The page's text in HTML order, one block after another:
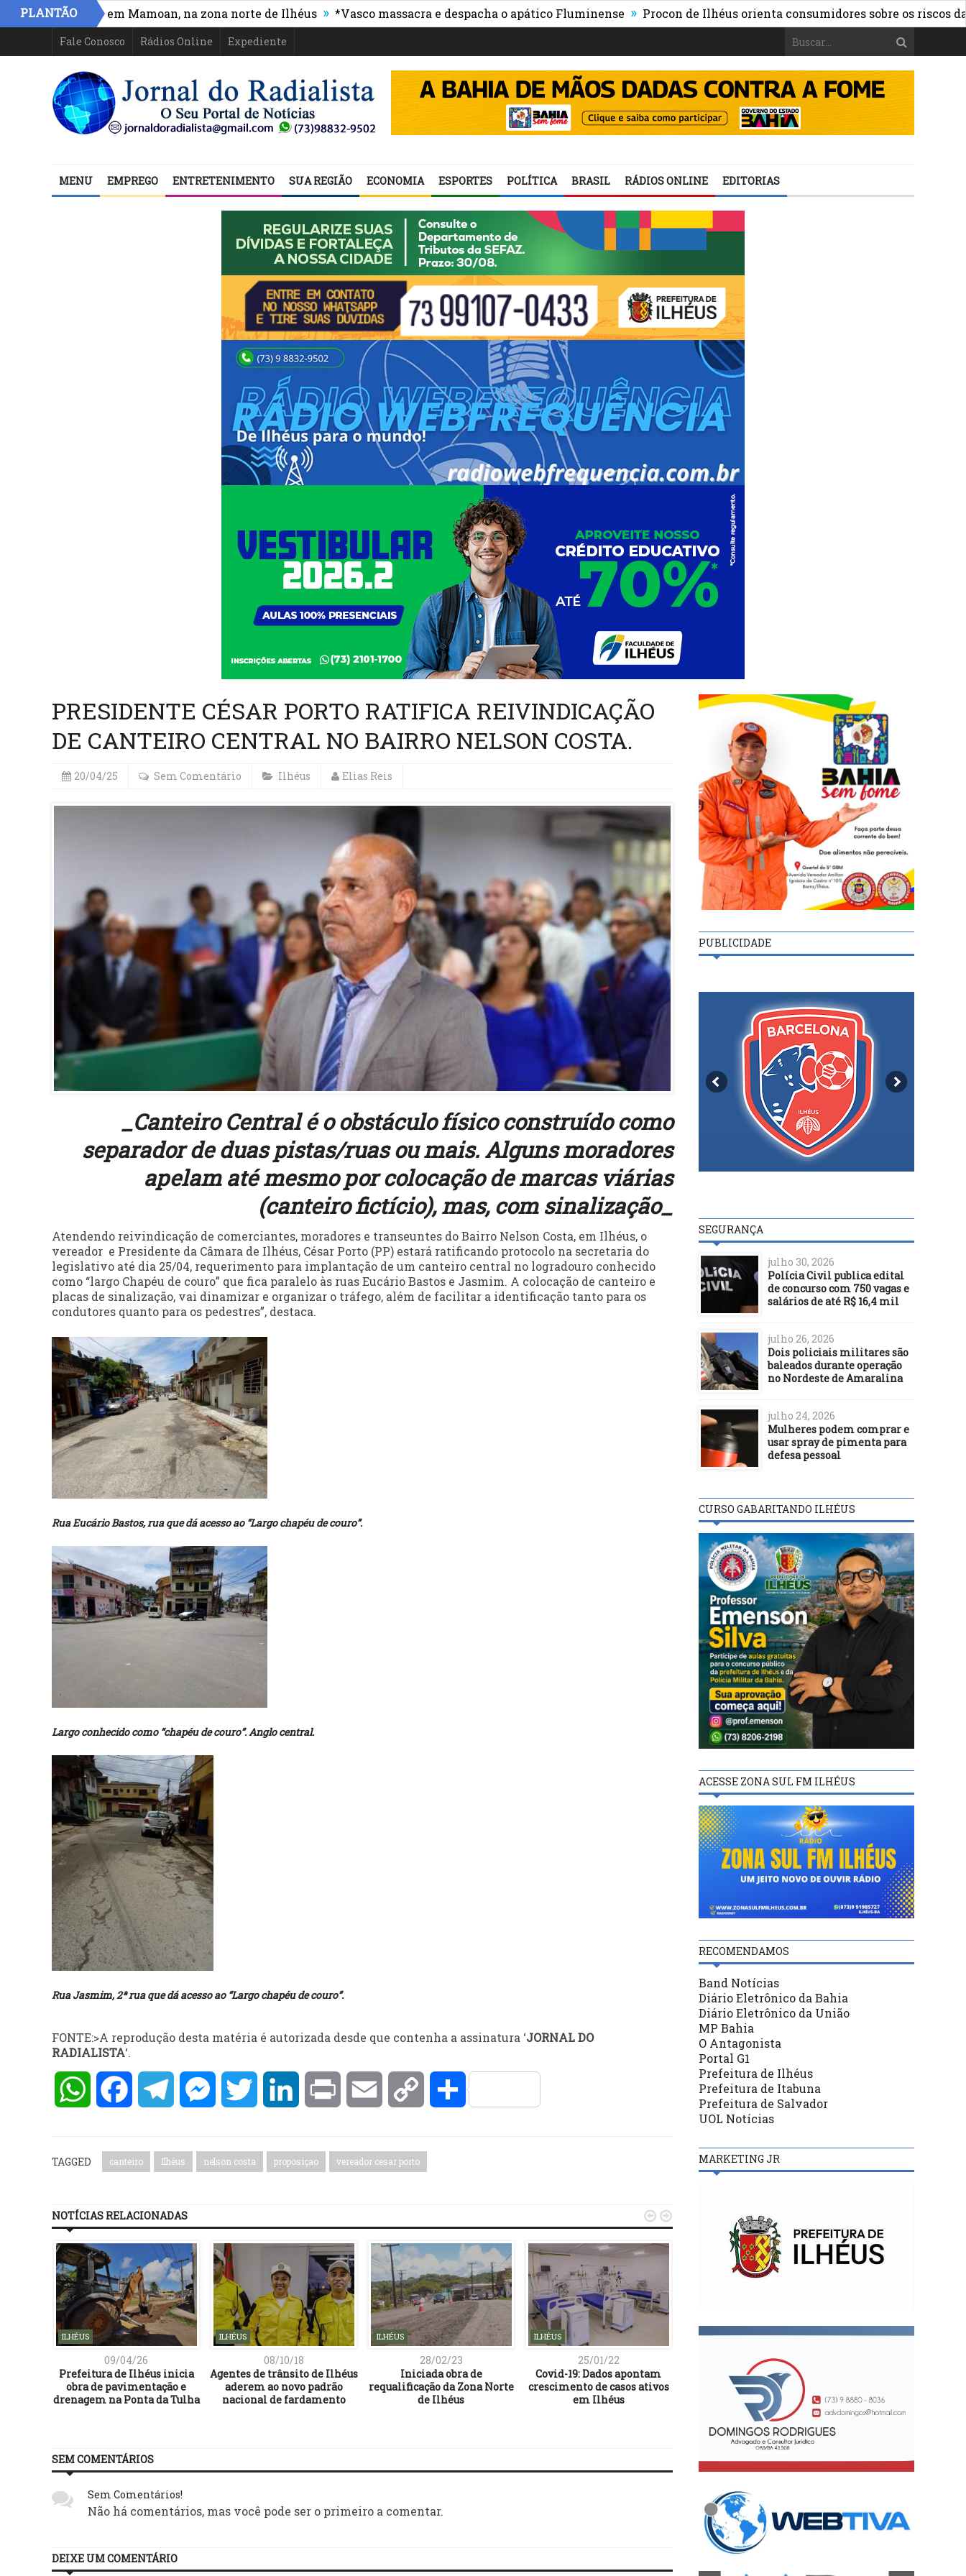
PLANTÃOem Mamoan, na zona norte de Ilhéus » *Vasco massacra e despacha o apático Fluminense » Procon de Ilhéus orienta consumidores sobre os riscos das
Fale Conosco Rádios Online Expediente
MENU EMPREGO ENTRETENIMENTO SUA REGIÃO ECONOMIA ESPORTES POLÍTICA BRASIL RÁDIOS ONLINE EDITORIAS
PRESIDENTE CÉSAR PORTO RATIFICA REIVINDICAÇÃO
DE CANTEIRO CENTRAL NO BAIRRO NELSON COSTA.
20/04/25 Sem Comentário Ilhéus Elias Reis
_Canteiro Central é o obstáculo físico construído como
separador de duas pistas/ruas ou mais. Alguns moradores
apelam até mesmo por colocação de marcas viárias
(canteiro fictício), mas, com sinalização_
Atendendo reivindicação de comerciantes, moradores e transeuntes do Bairro Nelson Costa, em Ilhéus, o
vereador e Presidente da Câmara de Ilhéus, César Porto (PP) estará ratificando protocolo na secretaria do
legislativo até dia 25/04, requerimento para implantação de um canteiro central no logradouro conhecido
como “largo Chapéu de couro” que fica paralelo às ruas Eucário Bastos e Jasmim. A colocação de canteiro e
placas de sinalização, vai dinamizar e organizar o tráfego, além de facilitar a identificação tanto para os
condutores quanto para os pedestres”, destaca.
Rua Eucário Bastos, rua que dá acesso ao “Largo chapéu de couro”.
Largo conhecido como “chapéu de couro”. Anglo central.
Rua Jasmim, 2ª rua que dá acesso ao “Largo chapéu de couro”.
FONTE:>A reprodução desta matéria é autorizada desde que contenha a assinatura ‘JORNAL DO
RADIALISTA‘.
WhatsAppFacebookTelegramMessengerTwitter LinkedInPrint Email Copy Compartilhar
TAGGED canteiro Ilhéus nelson costa proposiçao vereador cesar porto
NOTÍCIAS RELACIONADAS
ILHÉUS
09/04/26
Prefeitura de Ilhéus inicia
obra de pavimentação e
drenagem na Ponta da Tulha
ILHÉUS
08/10/18
Agentes de trânsito de Ilhéus
aderem ao novo padrão
nacional de fardamento
ILHÉUS
28/02/23
Iniciada obra de
requalificação da Zona Norte
de Ilhéus
ILHÉUS
25/01/22
Covid-19: Dados apontam
crescimento de casos ativos
em Ilhéus
ILHÉUS
08/06/22
Coletivo As Madallenas
realiza oficinade
Comicidade Feminina nesta
sexta
ILHÉUS
famílias afetadas
chuvas
 
SEM COMENTÁRIOS
Sem Comentários!
Não há comentários, mas você pode ser o primeiro a comentar.
DEIXE UM COMENTÁRIO
PUBLICIDADE
SEGURANÇA
julho 30, 2026
Polícia Civil publica edital
de concurso com 750 vagas e
salários de até R$ 16,4 mil
julho 26, 2026
Dois policiais militares são
baleados durante operação
no Nordeste de Amaralina
julho 24, 2026
Mulheres podem comprar e
usar spray de pimenta para
defesa pessoal
CURSO GABARITANDO ILHÉUS
ACESSE ZONA SUL FM ILHÉUS
RECOMENDAMOS
Band Notícias
Diário Eletrônico da Bahia
Diário Eletrônico da União
MP Bahia
O Antagonista
Portal G1
Prefeitura de Ilhéus
Prefeitura de Itabuna
Prefeitura de Salvador
UOL Notícias
MARKETING JR